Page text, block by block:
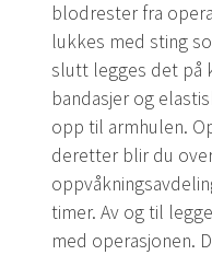
blodrester fra
lukkes med sting
slutt legges det på
bandasjer og
opp til armhulen.
deretter blir du
timer. Av og til
med operasjonen.